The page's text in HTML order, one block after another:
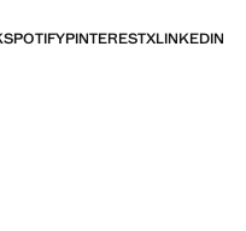
SPOTIFYPINTERESTXLINKEDIN